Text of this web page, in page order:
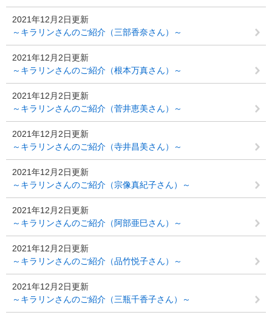
2021年12月2日更新
～キラリンさんのご紹介（三部香奈さん）～
2021年12月2日更新
～キラリンさんのご紹介（根本万真さん）～
2021年12月2日更新
～キラリンさんのご紹介（菅井恵美さん）～
2021年12月2日更新
～キラリンさんのご紹介（寺井昌美さん）～
2021年12月2日更新
～キラリンさんのご紹介（宗像真紀子さん）～
2021年12月2日更新
～キラリンさんのご紹介（阿部亜巳さん）～
2021年12月2日更新
～キラリンさんのご紹介（品竹悦子さん）～
2021年12月2日更新
～キラリンさんのご紹介（三瓶千香子さん）～